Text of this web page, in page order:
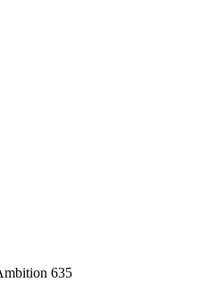
635